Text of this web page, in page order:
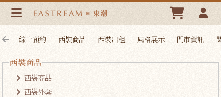
西裝商品-男士-專為東方男人設計的西服品牌 | 東潮時裝西服
EASTREAM
線上預約 西裝商品 西裝出租 風格展示 門市資訊
西裝商品
西裝商品
西裝外套